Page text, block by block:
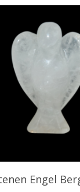
Toevoegen Aan
Engel